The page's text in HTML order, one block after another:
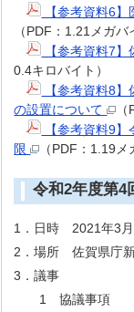
【参考資料6
（PDF：1.21メガバ
【参考資料7
0.4キロバイト）
【参考資料8】
の設置について
【参考資料9
限
（PDF：1.19メ
令和2年度第4
1．日時 2021年3
2．場所 佐賀県庁
3．議事
1 協議事項